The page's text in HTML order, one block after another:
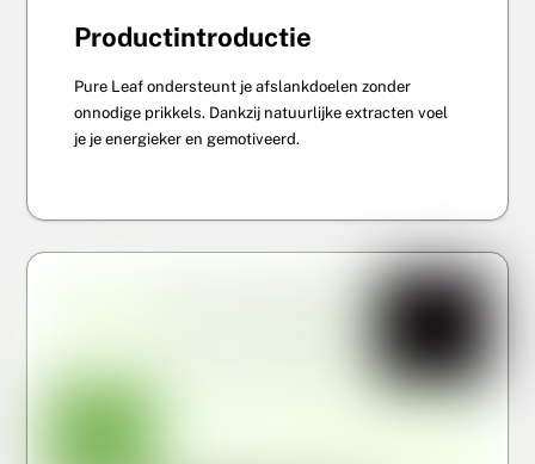
Productintroductie
Pure Leaf ondersteunt je afslankdoelen zonder
onnodige prikkels. Dankzij natuurlijke extracten voel
je je energieker en gemotiveerd.